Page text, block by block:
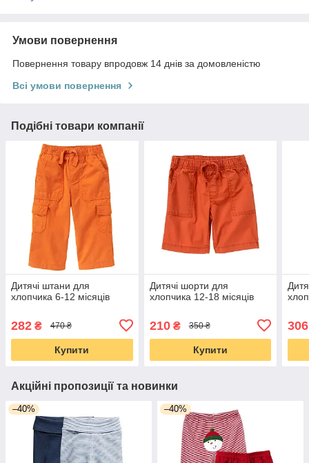
Умови повернення
Повернення товару впродовж 14 днів за домовленістю
Всі умови повернення
Подібні товари компанії
Дитячі штани для
хлопчика 6-12 місяців
282 ₴ 470 ₴
Купити
Дитячі шорти для
хлопчика 12-18 місяців
210₴ 350 ₴
Купити
306
Акційні пропозиції та новинки
–40% –40%